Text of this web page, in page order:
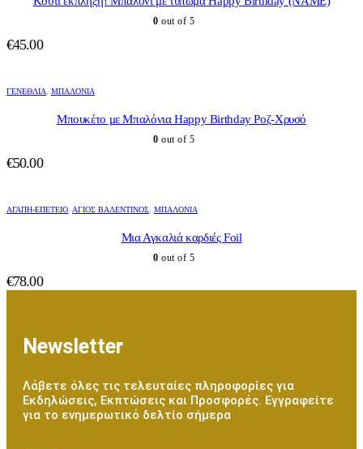
0 out of 5
€45.00
ΓΕΝΈΘΛΙΑ ΜΠΑΛΌΝΙΑ
Μπουκέτο με Μπαλόνια Happy Birthday Ροζ-Χρυσό
0 out of 5
€50.00
ΑΓΆΠΗ-ΕΠΈΤΕΙΟ ΆΓΙΟΣ ΒΑΛΕΝΤΊΝΟΣ ΜΠΑΛΌΝΙΑ
Μια Αγκαλιά καρδιές Foil
0 out of 5
€78.00
Newsletter
Λάβετε όλες τις τελευταίες πληροφορίες για
Εκδηλώσεις, Εκπτώσεις και Προσφορές. Εγγραφείτε
για το ενημερωτικό δελτίο σήμερα